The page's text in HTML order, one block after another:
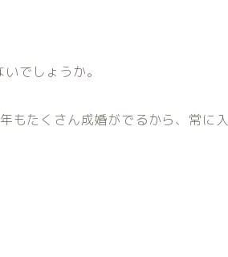
でしょうか。
もたくさん成婚がでるから、常に入